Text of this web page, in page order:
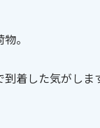
。
着した気がしま